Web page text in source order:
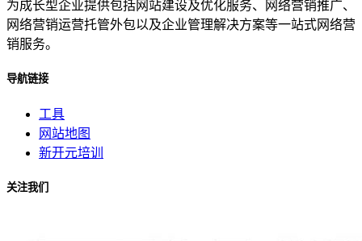
为成长型企业提供包括网站建设及优化服务、网络营销推广、
网络营销运营托管外包以及企业管理解决方案等一站式网络营
销服务。
导航链接
工具
网站地图
新开元培训
关注我们